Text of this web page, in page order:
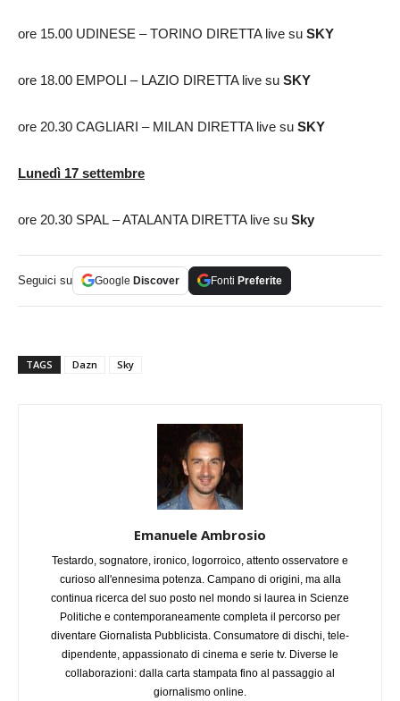
ore 15.00 UDINESE – TORINO DIRETTA live su SKY
ore 18.00 EMPOLI – LAZIO DIRETTA live su SKY
ore 20.30 CAGLIARI – MILAN DIRETTA live su SKY
Lunedì 17 settembre
ore 20.30 SPAL – ATALANTA DIRETTA live su Sky
Seguici su Google Discover Fonti Preferite
TAGS Dazn Sky
Emanuele Ambrosio
Testardo, sognatore, ironico, logorroico, attento osservatore e
curioso all'ennesima potenza. Campano di origini, ma alla
continua ricerca del suo posto nel mondo si laurea in Scienze
Politiche e contemporaneamente completa il percorso per
diventare Giornalista Pubblicista. Consumatore di dischi, tele-
dipendente, appassionato di cinema e serie tv. Diverse le
collaborazioni: dalla carta stampata fino al passaggio al
giornalismo online.